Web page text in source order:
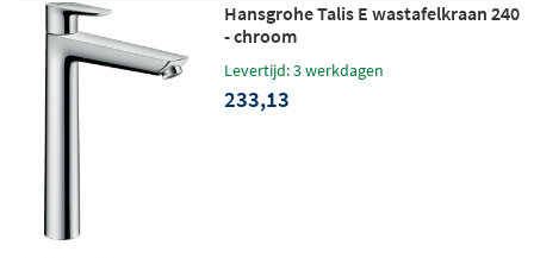
Hansgrohe Talis E wastafelkraan 240
- chroom
Levertijd: 3 werkdagen
233,13